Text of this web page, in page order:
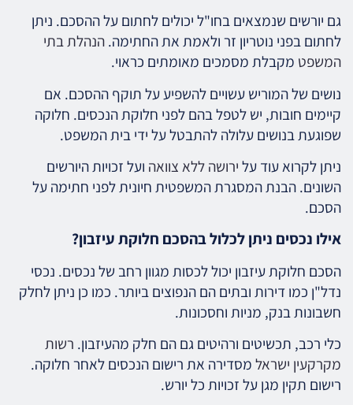
גם יורשים שנמצאים בחו"ל יכולים לחתום על ההסכם. ניתן
לחתום בפני נוטריון זר ולאמת את החתימה.הנהלת בתי
המשפט מקבלת מסמכים מאומתים כראוי.
נושים של המוריש עשויים להשפיע על תוקף ההסכם. אם
קיימים חובות, יש לטפל בהם לפני חלוקת הנכסים. חלוקה
שפוגעת בנושים עלולה להתבטל על ידי בית המשפט.
ניתן לקרוא עוד עלירושה ללא צוואה ועל זכויות היורשים
השונים. הבנת המסגרת המשפטית חיונית לפני חתימה על
הסכם.
אילו נכסים ניתן לכלול בהסכם חלוקת עיזבון?
הסכם חלוקת עיזבון יכול לכסות מגוון רחב של נכסים. נכסי
נדל"ן כמו דירות ובתים הם הנפוצים ביותר. כמו כן ניתן לחלק
חשבונות בנק, מניות וחסכונות.
כלי רכב, תכשיטים ורהיטים גם הם חלק מהעיזבון. רשות
מקרקעין ישראלמסדירה את רישום הנכסים לאחר חלוקה.
רישום תקין מגן על זכויות כל יורש.